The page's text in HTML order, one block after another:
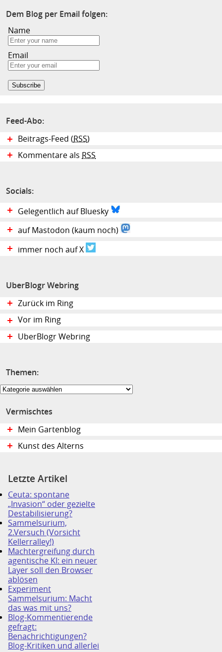
Dem Blog per Email folgen:
Name
Email
Feed-Abo:
Beitrags-Feed (RSS)
Kommentare als RSS
Socials:
Gelegentlich auf Bluesky
auf Mastodon (kaum noch)
immer noch auf X
UberBlogr Webring
Zurück im Ring
Vor im Ring
UberBlogr Webring
Themen:
Themen:
Vermischtes
Mein Gartenblog
Kunst des Alterns
Letzte Artikel
Ceuta: spontane
„Invasion“ oder gezielte
Destabilisierung?
Sammelsurium,
2.Versuch (Vorsicht
Kellerralley!)
Machtergreifung durch
agentische KI: ein neuer
Layer soll den Browser
ablösen
Experiment
Sammelsurium: Macht
das was mit uns?
Blog-Kommentierende
gefragt:
Benachrichtigungen?
Blog-Kritiken und allerlei